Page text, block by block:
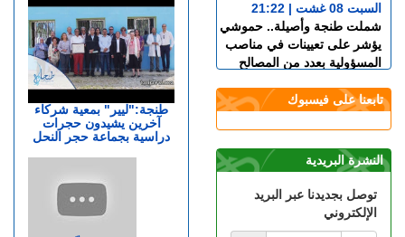
طنجة:"ليير" بمعية شركاء
آخرين يشيدون حجرات
دراسية بجماعة حجر النحل
السبت 08 غشت | 21:22
شملت طنجة وأصيلة.. حموشي
يؤشر على تعيينات في مناصب
المسؤولية بعدد من المصالح
السبت 08 غشت | 19:48
سوسيداد
قضية الصحراء المغربية..
كولومبيا تعلن تغييرا في موقفها
تابعنا على فيسبوك
النشرة البريدية
توصل بجديدنا عبر البريد
الإلكتروني